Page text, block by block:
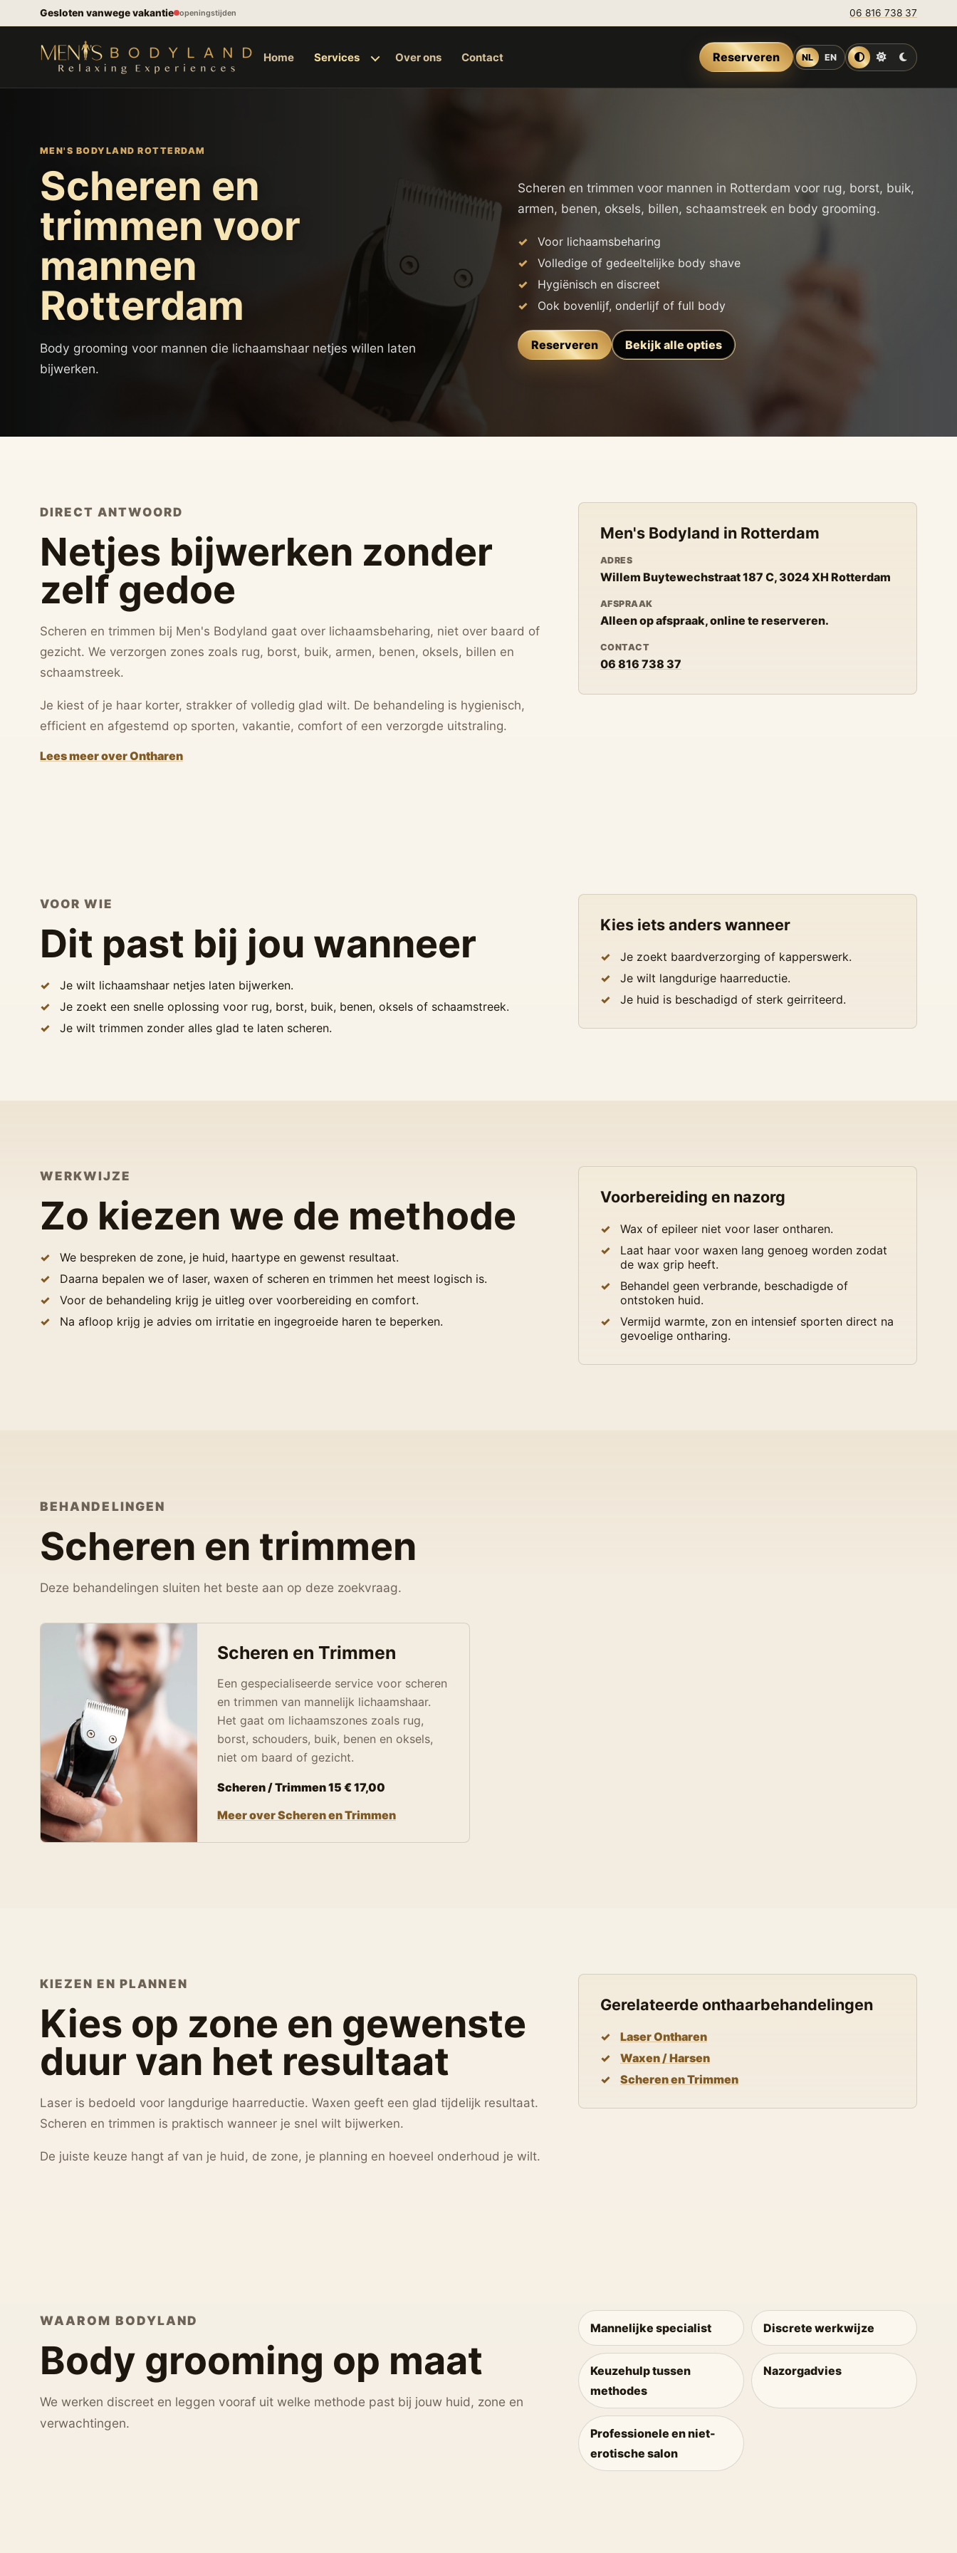
Spring naar inhoud
Gesloten vanwege vakantie openingstijden 06 816 738 37
Home Services Over ons Contact Reserveren NL EN AutoLichtDonker
MEN'S BODYLAND ROTTERDAM
Scheren en
trimmen voor
mannen
Rotterdam
Body grooming voor mannen die lichaamshaar netjes willen laten
bijwerken.
Scheren en trimmen voor mannen in Rotterdam voor rug, borst, buik,
armen, benen, oksels, billen, schaamstreek en body grooming.
Voor lichaamsbeharing
Volledige of gedeeltelijke body shave
Hygiënisch en discreet
Ook bovenlijf, onderlijf of full body
Reserveren Bekijk alle opties
DIRECT ANTWOORD
Netjes bijwerken zonder
zelf gedoe
Scheren en trimmen bij Men's Bodyland gaat over lichaamsbeharing, niet over baard of
gezicht. We verzorgen zones zoals rug, borst, buik, armen, benen, oksels, billen en
schaamstreek.
Je kiest of je haar korter, strakker of volledig glad wilt. De behandeling is hygienisch,
efficient en afgestemd op sporten, vakantie, comfort of een verzorgde uitstraling.
Lees meer over Ontharen
Men's Bodyland in Rotterdam
ADRES
Willem Buytewechstraat 187 C, 3024 XH Rotterdam
AFSPRAAK
Alleen op afspraak, online te reserveren.
CONTACT
06 816 738 37
VOOR WIE
Dit past bij jou wanneer
Je wilt lichaamshaar netjes laten bijwerken.
Je zoekt een snelle oplossing voor rug, borst, buik, benen, oksels of schaamstreek.
Je wilt trimmen zonder alles glad te laten scheren.
Kies iets anders wanneer
Je zoekt baardverzorging of kapperswerk.
Je wilt langdurige haarreductie.
Je huid is beschadigd of sterk geirriteerd.
WERKWIJZE
Zo kiezen we de methode
We bespreken de zone, je huid, haartype en gewenst resultaat.
Daarna bepalen we of laser, waxen of scheren en trimmen het meest logisch is.
Voor de behandeling krijg je uitleg over voorbereiding en comfort.
Na afloop krijg je advies om irritatie en ingegroeide haren te beperken.
Voorbereiding en nazorg
Wax of epileer niet voor laser ontharen.
Laat haar voor waxen lang genoeg worden zodat
de wax grip heeft.
Behandel geen verbrande, beschadigde of
ontstoken huid.
Vermijd warmte, zon en intensief sporten direct na
gevoelige ontharing.
BEHANDELINGEN
Scheren en trimmen
Deze behandelingen sluiten het beste aan op deze zoekvraag.
Scheren en Trimmen
Een gespecialiseerde service voor scheren
en trimmen van mannelijk lichaamshaar.
Het gaat om lichaamszones zoals rug,
borst, schouders, buik, benen en oksels,
niet om baard of gezicht.
Scheren / Trimmen 15 € 17,00
Meer over Scheren en Trimmen
KIEZEN EN PLANNEN
Kies op zone en gewenste
duur van het resultaat
Laser is bedoeld voor langdurige haarreductie. Waxen geeft een glad tijdelijk resultaat.
Scheren en trimmen is praktisch wanneer je snel wilt bijwerken.
De juiste keuze hangt af van je huid, de zone, je planning en hoeveel onderhoud je wilt.
Gerelateerde onthaarbehandelingen
Laser Ontharen
Waxen / Harsen
Scheren en Trimmen
WAAROM BODYLAND
Body grooming op maat
We werken discreet en leggen vooraf uit welke methode past bij jouw huid, zone en
verwachtingen.
Mannelijke specialist Discrete werkwijze
Keuzehulp tussen
methodes
Nazorgadvies
Professionele en niet-
erotische salon